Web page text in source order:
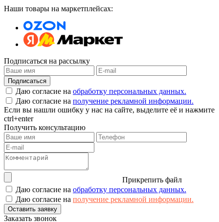
Наши товары на маркетплейсах:
Подписаться на рассылку
Подписаться
Даю согласие на обработку персональных данных.
Даю согласие на получение рекламной информации.
Если вы нашли ошибку у нас на сайте, выделите её и нажмите
ctrl+enter
Получить консультацию
Прикрепить файл
Даю согласие на обработку персональных данных.
Даю согласие на получение рекламной информации.
Оставить заявку
Заказать звонок